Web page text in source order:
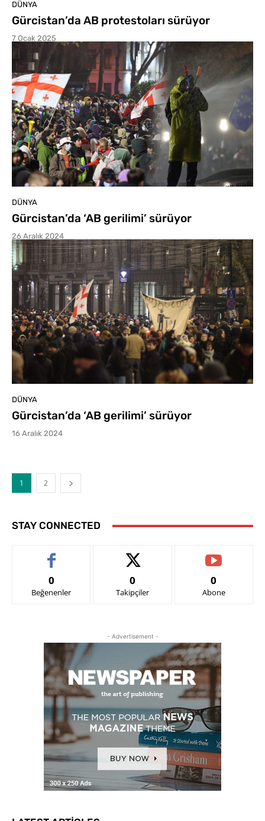
DÜNYA
Gürcistan’da AB protestoları sürüyor
7 Ocak 2025
DÜNYA
Gürcistan’da ‘AB gerilimi’ sürüyor
26 Aralık 2024
DÜNYA
Gürcistan’da ‘AB gerilimi’ sürüyor
16 Aralık 2024
1 2
STAY CONNECTED
0
Beğenenler
0
Takipçiler
0
Abone
- Advertisement -